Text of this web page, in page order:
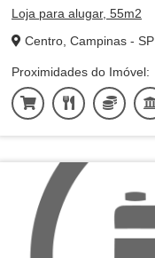
Loja para alugar, 55m2
Centro, Campinas - SP
Proximidades do Imóvel: